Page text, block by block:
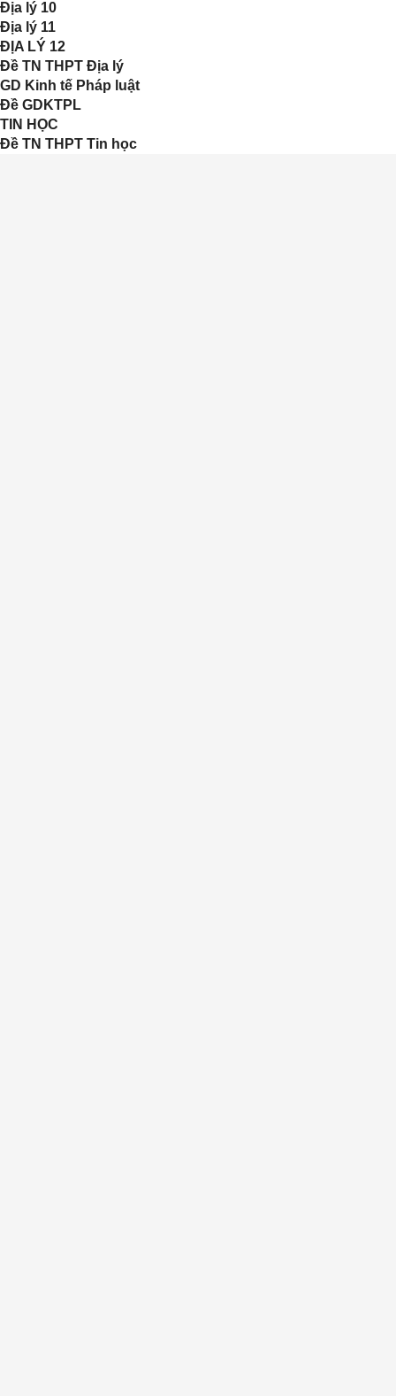
Địa lý 10
Địa lý 11
ĐỊA LÝ 12
Đề TN THPT Địa lý
GD Kinh tế Pháp luật
Đề GDKTPL
TIN HỌC
Đề TN THPT Tin học